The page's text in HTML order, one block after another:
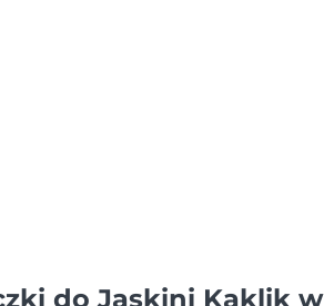
do Jaskini Kaklik w